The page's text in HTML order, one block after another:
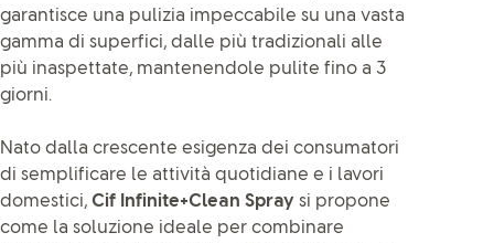
garantisce una pulizia impeccabile su una vasta
gamma di superfici, dalle più tradizionali alle
più inaspettate, mantenendole pulite fino a 3
giorni.
Nato dalla crescente esigenza dei consumatori
di semplificare le attività quotidiane e i lavori
domestici, Cif Infinite+Clean Spray si propone
come la soluzione ideale per combinare